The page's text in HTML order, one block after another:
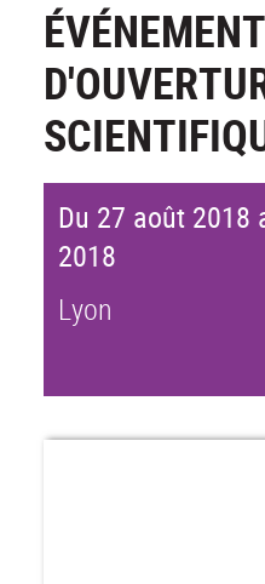
ÉVÉNEMENT
Du 27 août 2018
2018
Lyon